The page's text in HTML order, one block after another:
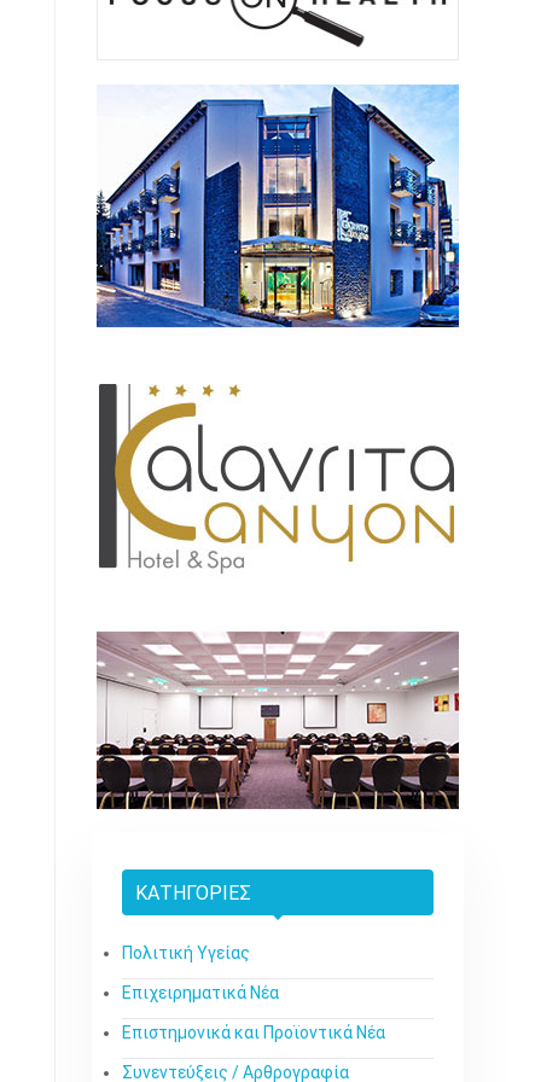
ΚΑΤΗΓΟΡΊΕΣ
Πολιτική Υγείας
Επιχειρηματικά Νέα
Επιστημονικά και Προϊοντικά Νέα
Συνεντεύξεις / Αρθρογραφία